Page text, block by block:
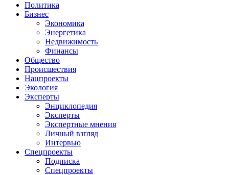
Политика
Бизнес
Экономика
Энергетика
Недвижимость
Финансы
Общество
Происшествия
Нацпроекты
Экология
Эксперты
Энциклопедия
Эксперты
Экспертные мнения
Личный взгляд
Интервью
Спецпроекты
Подписка
Спецпроекты